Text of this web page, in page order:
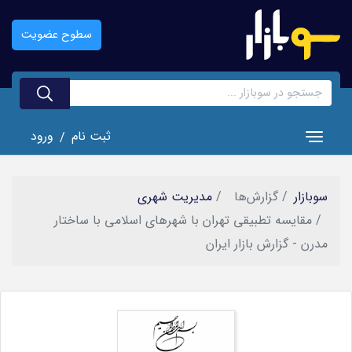
اصلی
سطوح عضویت
Toggle navigation ثبت نام / ورود
سوبازار گزارش‌ها
مدیریت شهری
مقایسه‌ ‌تطبیقی‌ تهران ‌با ‌شهرهای ‌اسلامی‌ با‌ ساختار‌
مدرن - گزارش بازار ایران